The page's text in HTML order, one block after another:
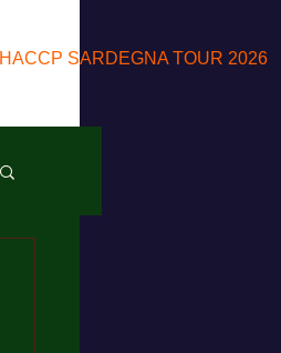
HACCP SARDEGNA TOUR 2026